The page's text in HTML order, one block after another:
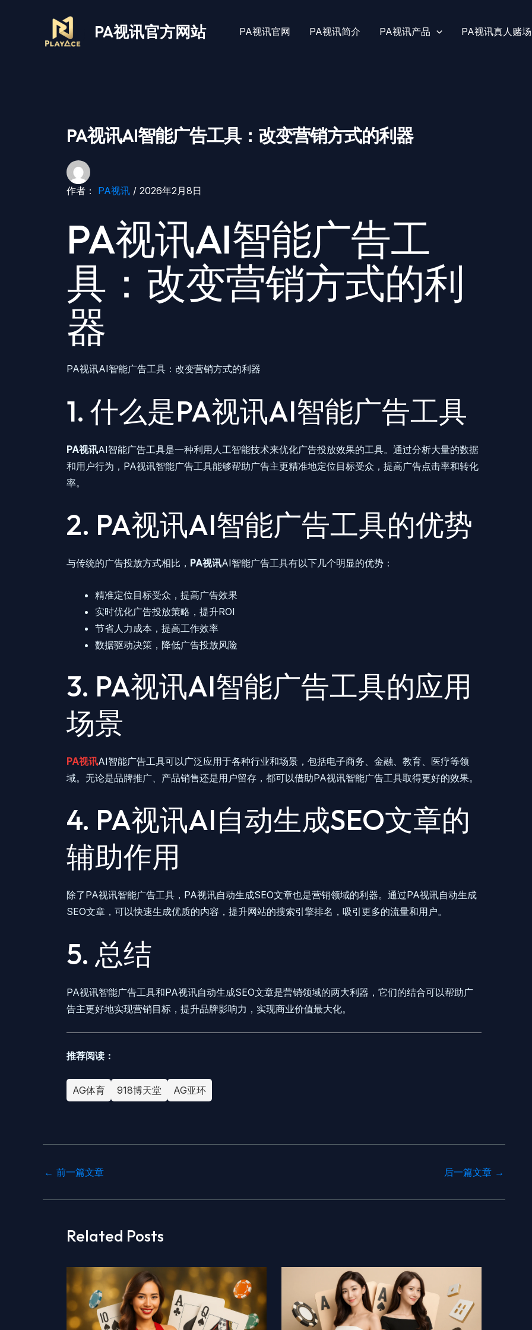
PA视讯官方网站 PA视讯官网 PA视讯简介 PA视讯产品 PA视讯真人赌场
PA视讯AI智能广告工具：改变营销方式的利器
作者： PA视讯 / 2026年2月8日
PA视讯AI智能广告工
具：改变营销方式的利
器
PA视讯AI智能广告工具：改变营销方式的利器
1. 什么是PA视讯AI智能广告工具
PA视讯AI智能广告工具是一种利用人工智能技术来优化广告投放效果的工具。通过分析大量的数据
和用户行为，PA视讯智能广告工具能够帮助广告主更精准地定位目标受众，提高广告点击率和转化
率。
2. PA视讯AI智能广告工具的优势
与传统的广告投放方式相比， PA视讯AI智能广告工具有以下几个明显的优势：
精准定位目标受众，提高广告效果
实时优化广告投放策略，提升ROI
节省人力成本，提高工作效率
数据驱动决策，降低广告投放风险
3. PA视讯AI智能广告工具的应用
场景
PA视讯AI智能广告工具可以广泛应用于各种行业和场景，包括电子商务、金融、教育、医疗等领
域。无论是品牌推广、产品销售还是用户留存，都可以借助PA视讯智能广告工具取得更好的效果。
4. PA视讯AI自动生成SEO文章的
辅助作用
除了PA视讯智能广告工具，PA视讯自动生成SEO文章也是营销领域的利器。通过PA视讯自动生成
SEO文章，可以快速生成优质的内容，提升网站的搜索引擎排名，吸引更多的流量和用户。
5. 总结
PA视讯智能广告工具和PA视讯自动生成SEO文章是营销领域的两大利器，它们的结合可以帮助广
告主更好地实现营销目标，提升品牌影响力，实现商业价值最大化。
推荐阅读：
AG体育 918博天堂 AG亚环
← 前一篇文章 后一篇文章 →
Related Posts